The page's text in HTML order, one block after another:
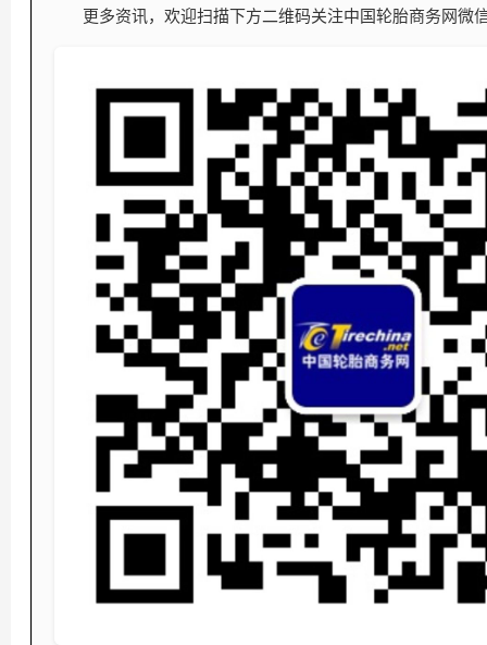
更多资讯，欢迎扫描下方二维码关注中国轮胎商务网微